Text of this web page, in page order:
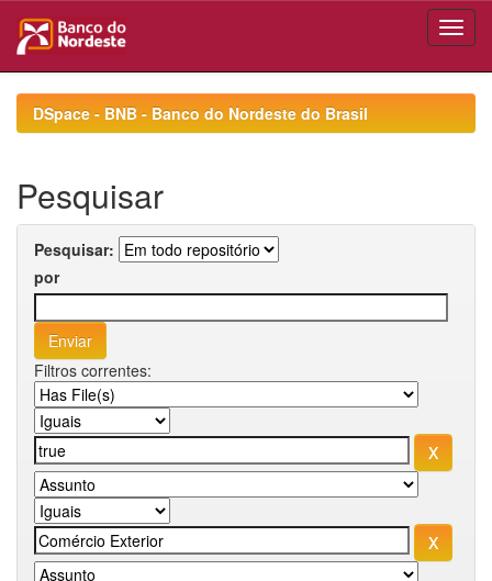
navigationDSpace - BNB - Banco do Nordeste do Brasil
Pesquisar
Pesquisar:
por
Filtros correntes: